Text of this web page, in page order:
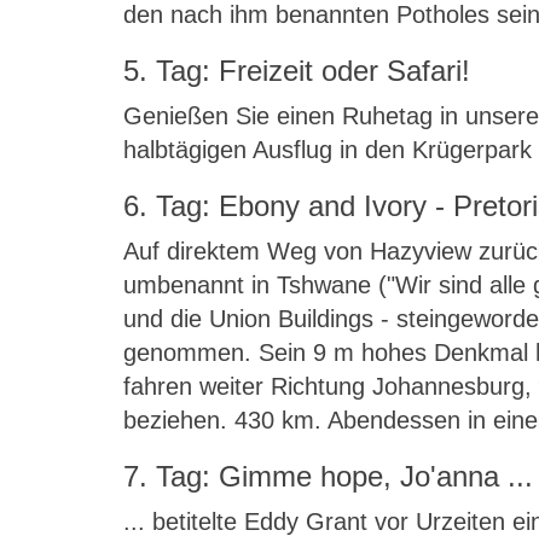
den nach ihm benannten Potholes
5. Tag: Freizeit oder Safari!
Genießen Sie einen Ruhetag in
halbtägigen Ausflug in den
6. Tag: Ebony and Ivory -
Auf direktem Weg von Hazyview
umbenannt in Tshwane ("Wir sind
und die Union Buildings -
genommen. Sein 9 m hohes
fahren weiter Richtung
beziehen. 430 km. Abendessen in
7. Tag: Gimme hope, Jo'anna ...
... betitelte Eddy Grant vor Urzeiten